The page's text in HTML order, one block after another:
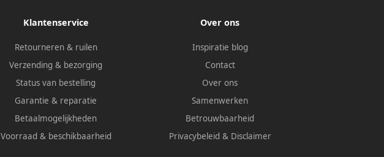
Klantenservice
Retourneren & ruilen
Verzending & bezorging
Status van bestelling
Garantie & reparatie
Betaalmogelijkheden
Voorraad & beschikbaarheid
Over ons
Inspiratie blog
Contact
Over ons
Samenwerken
Betrouwbaarheid
Privacybeleid & Disclaimer